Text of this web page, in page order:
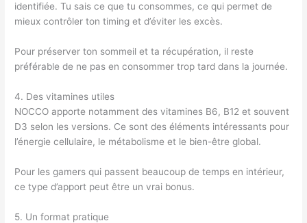
identifiée. Tu sais ce que tu consommes, ce qui permet de
mieux contrôler ton timing et d’éviter les excès.
Pour préserver ton sommeil et ta récupération, il reste
préférable de ne pas en consommer trop tard dans la journée.
4. Des vitamines utiles
NOCCO apporte notamment des vitamines B6, B12 et souvent
D3 selon les versions. Ce sont des éléments intéressants pour
l’énergie cellulaire, le métabolisme et le bien-être global.
Pour les gamers qui passent beaucoup de temps en intérieur,
ce type d’apport peut être un vrai bonus.
5. Un format pratique